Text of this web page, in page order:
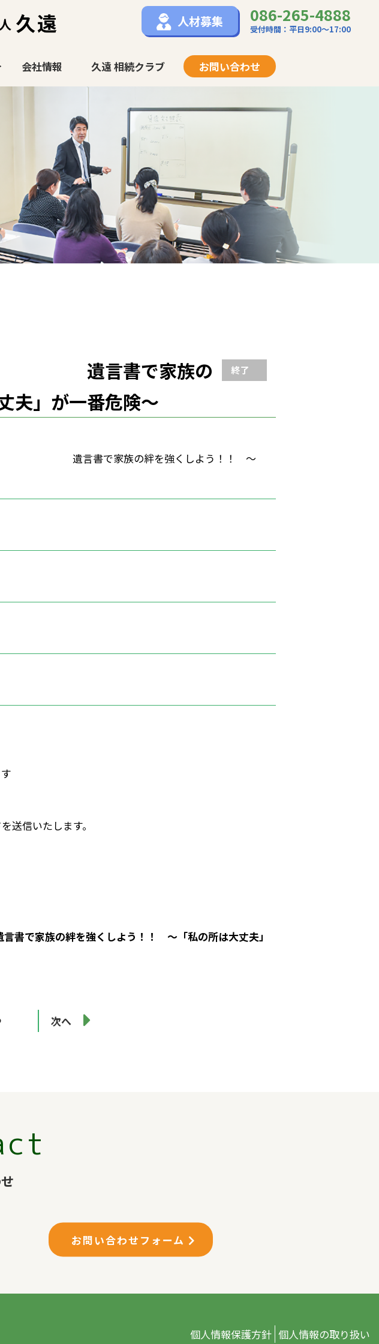
人材募集 086-265-4888
受付時間：平日9:00〜17:00
会社情報 久遠 相続クラブ お問い合わせ
家族の
夫」が一番危険〜
終了
家族の絆を強くしよう！！ 〜
信いたします。
くしよう！！ 〜「私の所は大丈夫」
次へ
お問い合わせフォーム
個人情報保護方針 個人情報の取り扱い